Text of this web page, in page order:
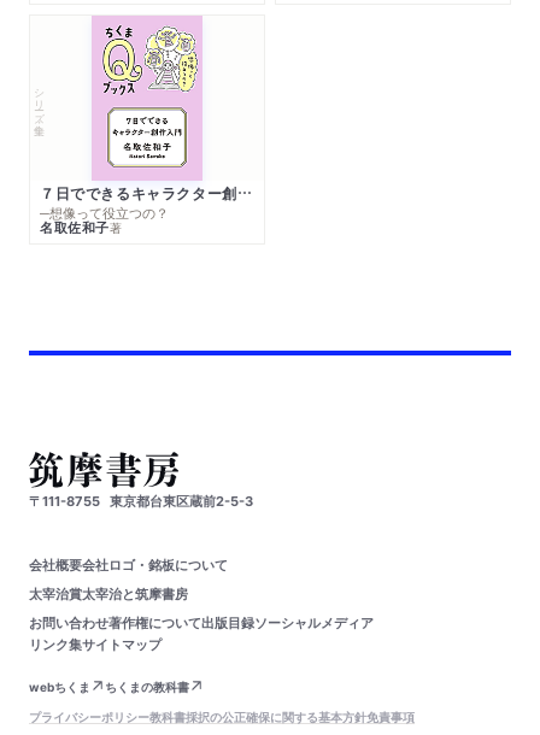
シリーズ・全集
７日でできるキャラクター創作入門
─想像って役立つの？
名取佐和子著
〒111-8755 東京都台東区蔵前2-5-3
会社概要会社ロゴ・銘板について
太宰治賞太宰治と筑摩書房
お問い合わせ著作権について出版目録ソーシャルメディア
リンク集サイトマップ
webちくま
ちくまの教科書
プライバシーポリシー教科書採択の公正確保に関する基本方針免責事項